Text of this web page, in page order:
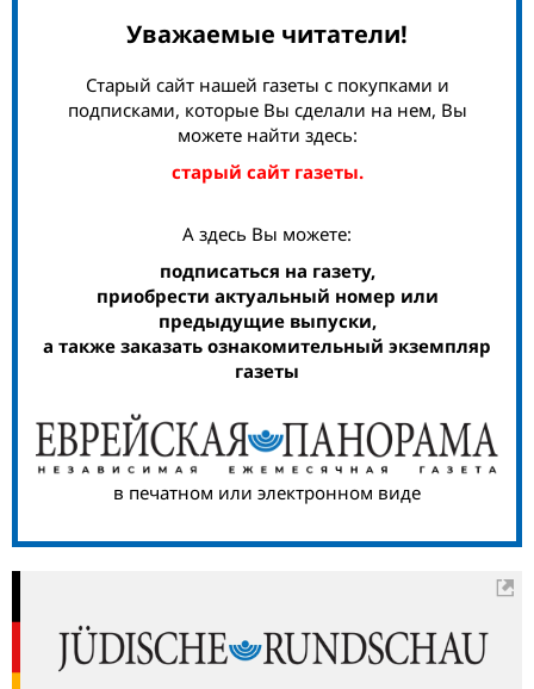
Уважаемые читатели!
Старый сайт нашей газеты с покупками и
подписками, которые Вы сделали на нем, Вы
можете найти здесь:
старый сайт газеты.
А здесь Вы можете:
подписаться на газету,
приобрести актуальный номер или
предыдущие выпуски,
а также заказать ознакомительный экземпляр
газеты
в печатном или электронном виде